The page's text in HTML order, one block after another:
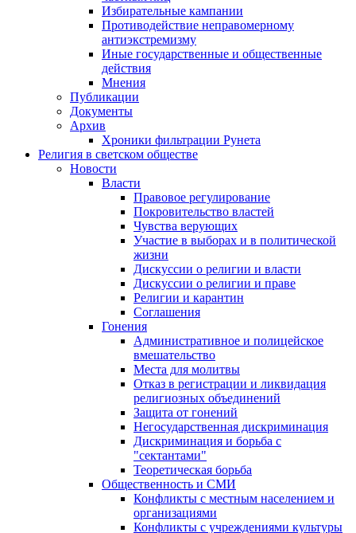
Избирательные кампании
Противодействие неправомерному
антиэкстремизму
Иные государственные и общественные
действия
Мнения
Публикации
Документы
Архив
Хроники фильтрации Рунета
Религия в светском обществе
Новости
Власти
Правовое регулирование
Покровительство властей
Чувства верующих
Участие в выборах и в политической
жизни
Дискуссии о религии и власти
Дискуссии о религии и праве
Религии и карантин
Соглашения
Гонения
Административное и полицейское
вмешательство
Места для молитвы
Отказ в регистрации и ликвидация
религиозных объединений
Защита от гонений
Негосударственная дискриминация
Дискриминация и борьба с
"сектантами"
Теоретическая борьба
Общественность и СМИ
Конфликты с местным населением и
организациями
Конфликты с учреждениями культуры